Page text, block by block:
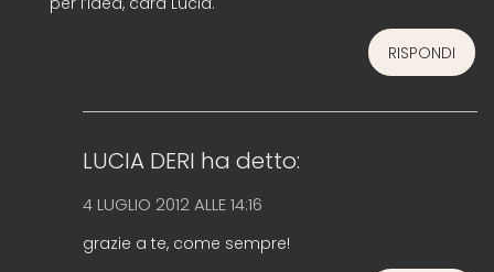
RISPONDI
LUCIA DERI ha detto:
4 LUGLIO 2012 ALLE 14:16
grazie a te, come sempre!